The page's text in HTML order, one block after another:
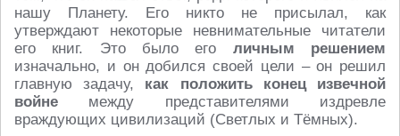
нашу Планету. Его никто не присылал, как
утверждают некоторые невнимательные читатели
его книг. Это было его личным решением
изначально, и он добился своей цели – он решил
главную задачу, как положить конец извечной
войне между представителями издревле
враждующих цивилизаций (Светлых и Тёмных).